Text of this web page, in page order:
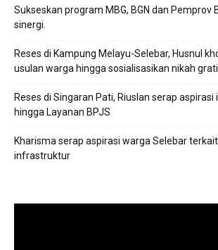
Sukseskan program MBG, BGN dan Pemprov
sinergi.
Reses di Kampung Melayu-Selebar, Husnul
usulan warga hingga sosialisasikan nikah
Reses di Singaran Pati, Riuslan serap
hingga Layanan BPJS
Kharisma serap aspirasi warga Selebar
infrastruktur